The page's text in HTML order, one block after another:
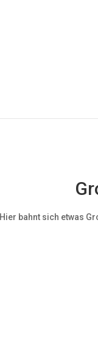
Hier bahnt sich etwas